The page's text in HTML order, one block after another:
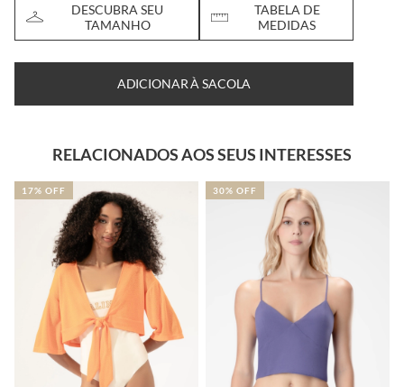
DESCUBRA SEU
TAMANHO
TABELA DE
MEDIDAS
ADICIONAR À SACOLA
RELACIONADOS AOS SEUS INTERESSES
17% OFF 30% OFF